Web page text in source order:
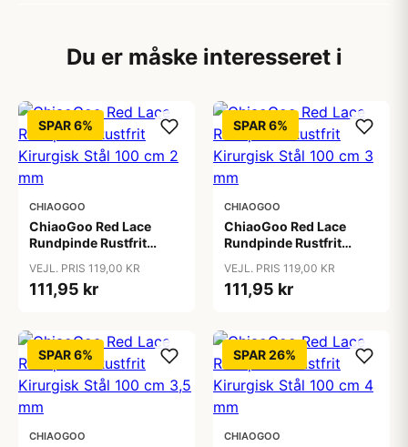
Du er måske interesseret i
SPAR 6%
CHIAOGOO
ChiaoGoo Red Lace
Rundpinde Rustfrit
mm
VEJL. PRIS 119,00 KR
111,95 kr
SPAR 6%
CHIAOGOO
ChiaoGoo Red Lace
Rundpinde Rustfrit
mm
VEJL. PRIS 119,00 KR
111,95 kr
SPAR 6%
CHIAOGOO
SPAR 26%
CHIAOGOO